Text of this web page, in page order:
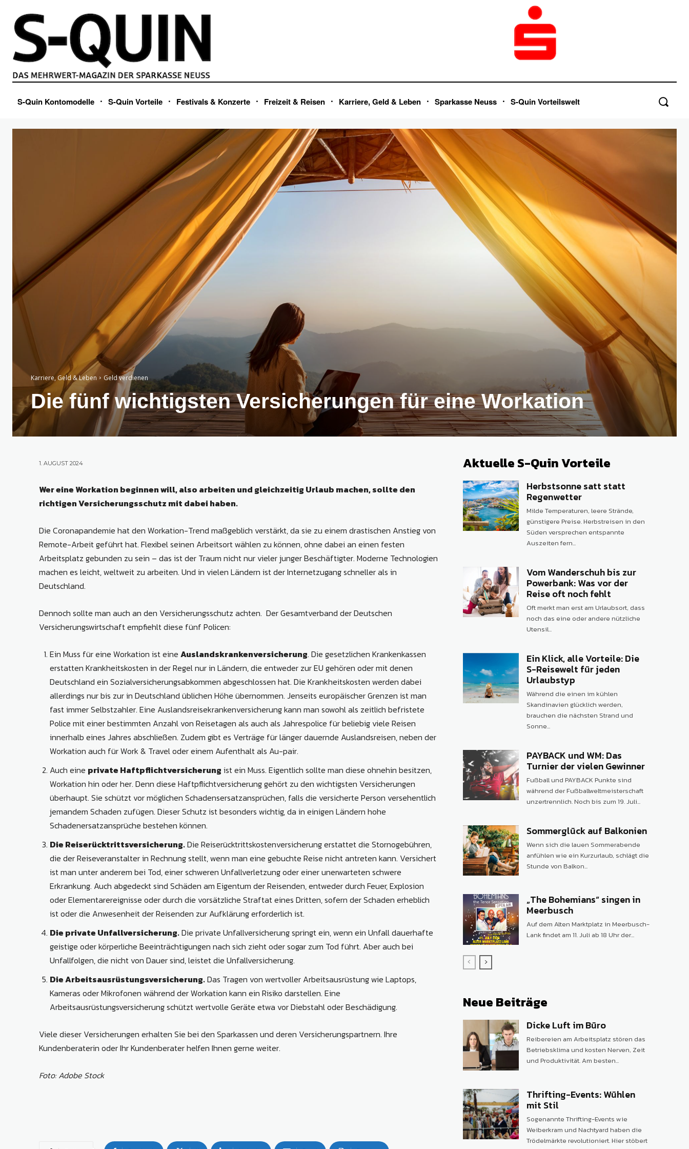
S-Quin Kontomodelle S-Quin Vorteile Festivals & Konzerte Freizeit & Reisen Karriere, Geld & Leben Sparkasse Neuss S-Quin Vorteilswelt
Karriere, Geld & Leben Geld verdienen
Die fünf wichtigsten Versicherungen für eine Workation
1. AUGUST 2024
Wer eine Workation beginnen will, also arbeiten und gleichzeitig Urlaub machen, sollte den
richtigen Versicherungsschutz mit dabei haben.
Die Coronapandemie hat den Workation-Trend maßgeblich verstärkt, da sie zu einem drastischen Anstieg von
Remote-Arbeit geführt hat. Flexibel seinen Arbeitsort wählen zu können, ohne dabei an einen festen
Arbeitsplatz gebunden zu sein – das ist der Traum nicht nur vieler junger Beschäftigter. Moderne Technologien
machen es leicht, weltweit zu arbeiten. Und in vielen Ländern ist der Internetzugang schneller als in
Deutschland.
Dennoch sollte man auch an den Versicherungsschutz achten. Der Gesamtverband der Deutschen
Versicherungswirtschaft empfiehlt diese fünf Policen:
Ein Muss für eine Workation ist eine Auslandskrankenversicherung. Die gesetzlichen Krankenkassen
erstatten Krankheitskosten in der Regel nur in Ländern, die entweder zur EU gehören oder mit denen
Deutschland ein Sozialversicherungsabkommen abgeschlossen hat. Die Krankheitskosten werden dabei
allerdings nur bis zur in Deutschland üblichen Höhe übernommen. Jenseits europäischer Grenzen ist man
fast immer Selbstzahler. Eine Auslandsreisekrankenversicherung kann man sowohl als zeitlich befristete
Police mit einer bestimmten Anzahl von Reisetagen als auch als Jahrespolice für beliebig viele Reisen
innerhalb eines Jahres abschließen. Zudem gibt es Verträge für länger dauernde Auslandsreisen, neben der
Workation auch für Work & Travel oder einem Aufenthalt als Au-pair.
Auch eine private Haftpflichtversicherung ist ein Muss. Eigentlich sollte man diese ohnehin besitzen,
Workation hin oder her. Denn diese Haftpflichtversicherung gehört zu den wichtigsten Versicherungen
überhaupt. Sie schützt vor möglichen Schadensersatzansprüchen, falls die versicherte Person versehentlich
jemandem Schaden zufügen. Dieser Schutz ist besonders wichtig, da in einigen Ländern hohe
Schadenersatzansprüche bestehen können.
Die Reiserücktrittsversicherung.Die Reiserücktrittskostenversicherung erstattet die Stornogebühren,
die der Reiseveranstalter in Rechnung stellt, wenn man eine gebuchte Reise nicht antreten kann. Versichert
ist man unter anderem bei Tod, einer schweren Unfallverletzung oder einer unerwarteten schwere
Erkrankung. Auch abgedeckt sind Schäden am Eigentum der Reisenden, entweder durch Feuer, Explosion
oder Elementarereignisse oder durch die vorsätzliche Straftat eines Dritten, sofern der Schaden erheblich
ist oder die Anwesenheit der Reisenden zur Aufklärung erforderlich ist.
Die private Unfallversicherung.Die private Unfallversicherung springt ein, wenn ein Unfall dauerhafte
geistige oder körperliche Beeinträchtigungen nach sich zieht oder sogar zum Tod führt. Aber auch bei
Unfallfolgen, die nicht von Dauer sind, leistet die Unfallversicherung.
Die Arbeitsausrüstungsversicherung.Das Tragen von wertvoller Arbeitsausrüstung wie Laptops,
Kameras oder Mikrofonen während der Workation kann ein Risiko darstellen. Eine
Arbeitsausrüstungsversicherung schützt wertvolle Geräte etwa vor Diebstahl oder Beschädigung.
Viele dieser Versicherungen erhalten Sie bei den Sparkassen und deren Versicherungspartnern. Ihre
Kundenberaterin oder Ihr Kundenberater helfen Ihnen gerne weiter.
Foto: Adobe Stock
Aktuelle S-Quin Vorteile
Herbstsonne satt statt
Regenwetter
Milde Temperaturen, leere Strände,
günstigere Preise. Herbstreisen in den
Süden versprechen entspannte
Auszeiten fern...
Vom Wanderschuh bis zur
Powerbank: Was vor der
Reise oft noch fehlt
Oft merkt man erst am Urlaubsort, dass
noch das eine oder andere nützliche
Utensil...
Ein Klick, alle Vorteile: Die
S-Reisewelt für jeden
Urlaubstyp
Während die einen im kühlen
Skandinavien glücklich werden,
brauchen die nächsten Strand und
Sonne...
PAYBACK und WM: Das
Turnier der vielen Gewinner
Fußball und PAYBACK Punkte sind
während der Fußballweltmeisterschaft
unzertrennlich. Noch bis zum 19. Juli...
Sommerglück auf Balkonien
Wenn sich die lauen Sommerabende
anfühlen wie ein Kurzurlaub, schlägt die
Stunde von Balkon...
„The Bohemians“ singen in
Meerbusch
Auf dem Alten Marktplatz in Meerbusch-
Lank findet am 11. Juli ab 18 Uhr der...
Neue Beiträge
Dicke Luft im Büro
Reibereien am Arbeitsplatz stören das
Betriebsklima und kosten Nerven, Zeit
und Produktivität. Am besten...
Thrifting-Events: Wühlen
mit Stil
Sogenannte Thrifting-Events wie
Weiberkram und Nachtyard haben die
Trödelmärkte revolutioniert. Hier stöbert